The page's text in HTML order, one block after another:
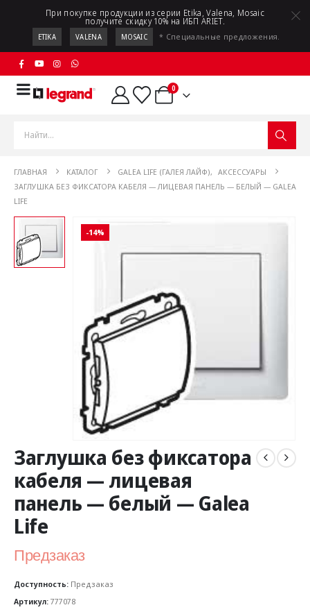
При покупке продукции из серии Etika, Valena, Mosaic
получите скидку 10% на ИБП ARIET.
ETIKA VALENA MOSAIC * Специальные предложения.
0
ГЛАВНАЯ КАТАЛОГ GALEA LIFE (ГАЛЕЯ ЛАЙФ), АКСЕССУАРЫ
ЗАГЛУШКА БЕЗ ФИКСАТОРА КАБЕЛЯ — ЛИЦЕВАЯ ПАНЕЛЬ — БЕЛЫЙ — GALEA
LIFE
-14%
Заглушка без фиксатора
кабеля — лицевая
панель — белый — Galea
Life
Предзаказ
Доступность: Предзаказ
Артикул: 777078